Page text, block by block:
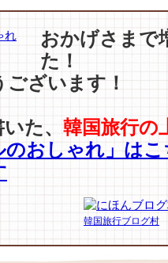
ッ
神」
の
ク
カ
ル
な
秋
おかげさまで
た！
ざいます！
た、 韓国旅行の
おしゃれ」はこ
韓国旅行ブログ村